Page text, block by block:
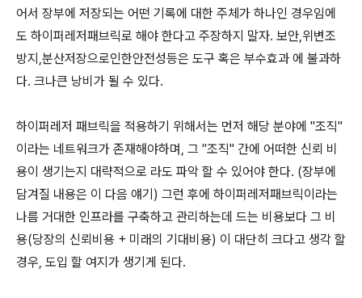
어서 장부에 저장되는 어떤 기록에 대한 주체가 하나인 경우임에
도 하이퍼레저패브릭로 해야 한다고 주장하지 말자. 보안,위변조
방지,분산저장으로인한안전성등은 도구 혹은 부수효과 에 불과하
다. 크나큰 낭비가 될 수 있다.
하이퍼레저 패브릭을 적용하기 위해서는 먼저 해당 분야에 "조직"
이라는 네트워크가 존재해야하며, 그 "조직" 간에 어떠한 신뢰 비
용이 생기는지 대략적으로 라도 파악 할 수 있어야 한다. (장부에
담겨질 내용은 이 다음 얘기) 그런 후에 하이퍼레저패브릭이라는
나름 거대한 인프라를 구축하고 관리하는데 드는 비용보다 그 비
용(당장의 신뢰비용 + 미래의 기대비용) 이 대단히 크다고 생각 할
경우, 도입 할 여지가 생기게 된다.